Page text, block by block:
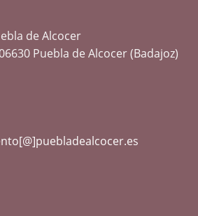
de Alcocer
Puebla de Alcocer (Badajoz)